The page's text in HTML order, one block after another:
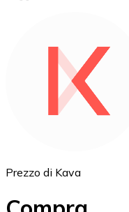
Ethereum
Prezzo di Kava